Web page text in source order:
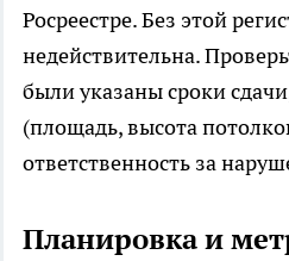
Росреестре. Без этой
недействительна.
были указаны сроки
(площадь, высота
ответственность за
Планировка и